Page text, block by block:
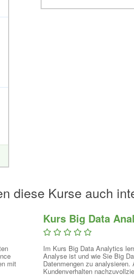
diese Kurse auch
mit
Kurs Big Data
Im Kurs Big Data Analytics
Analyse ist und wie Sie Big
Datenmengen zu analysieren.
Kundenverhalten